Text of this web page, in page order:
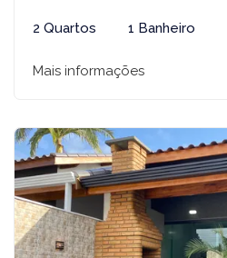
2 Quartos 1 Banheiro
Mais informações